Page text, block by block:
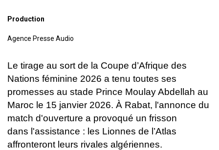
Production
Agence Presse Audio
Le tirage au sort de la Coupe d’Afrique des
Nations féminine 2026 a tenu toutes ses
promesses au stade Prince Moulay Abdellah au
Maroc le 15 janvier 2026. À Rabat, l'annonce du
match d'ouverture a provoqué un frisson
dans l'assistance : les Lionnes de l’Atlas
affronteront leurs rivales algériennes.